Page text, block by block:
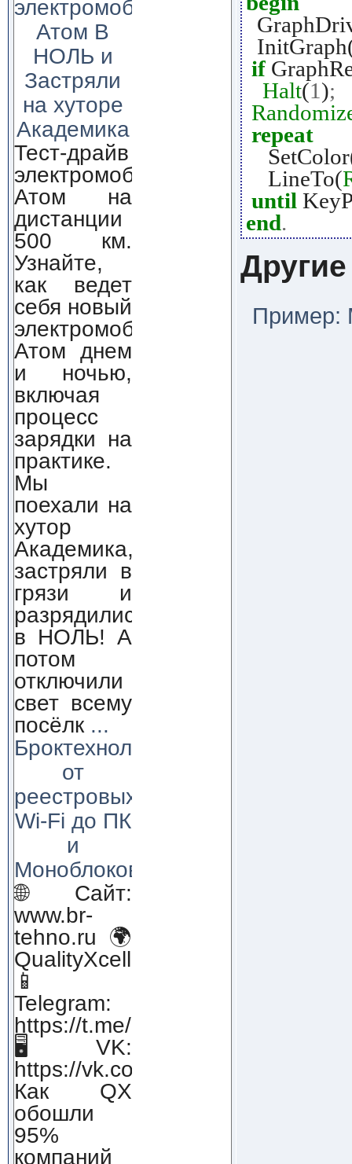
электромобиль
Атом В
НОЛЬ и
Застряли
на хуторе
Академика
Тест-драйв
электромобиля
Атом на
дистанции
500 км.
Узнайте,
как ведет
себя новый
электромобиль
Атом днем
и ночью,
включая
процесс
зарядки на
практике.
Мы
поехали на
хутор
Академика,
застряли в
грязи и
разрядились
в НОЛЬ! А
потом
отключили
свет всему
посёлк ...
Броктехнолоджи:
от
реестровых
Wi-Fi до ПК
и
Моноблоков!
🌐 Сайт:
www.br-
tehno.ru 🌍
QualityXcellence.ru
📱
Telegram:
https://t.me/qx_lab_IT
🖥 VK:
https://vk.com/qualityxcellenc
Как QX
обошли
95%
компаний
if
Halt(1 );
repeat
LineTo(
until
end.
Пример: